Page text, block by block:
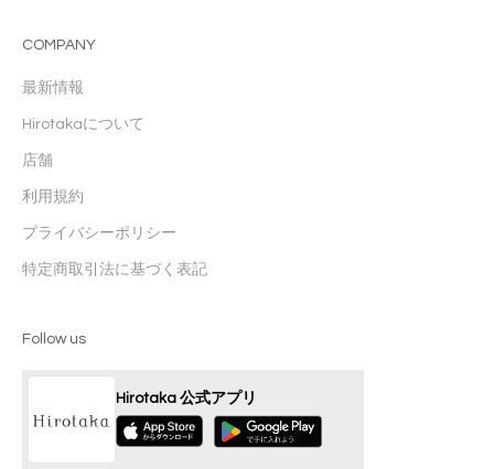
COMPANY
最新情報
Hirotakaについて
店舗
利用規約
プライバシーポリシー
特定商取引法に基づく表記
Follow us
Hirotaka 公式アプリ